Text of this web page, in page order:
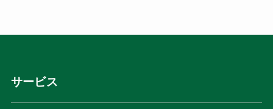
サービス